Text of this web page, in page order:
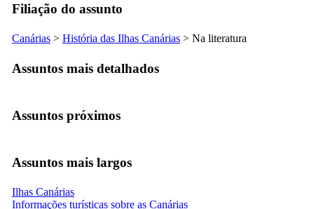
Filiação do assunto
Canárias > História das Ilhas Canárias > Na literatura
Assuntos mais detalhados
Assuntos próximos
Assuntos mais largos
Ilhas Canárias
Informações turísticas sobre as Canárias